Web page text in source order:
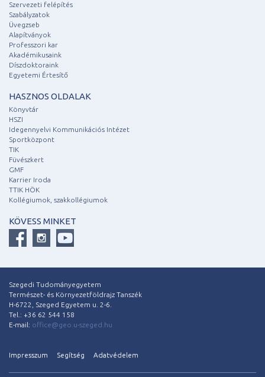
Szervezeti felépítés
Szabályzatok
Üvegzseb
Alapítványok
Professzori kar
Akadémikusaink
Díszdoktoraink
Egyetemi Értesítő
HASZNOS OLDALAK
Könyvtár
HSZI
Idegennyelvi Kommunikációs Intézet
Sportközpont
TIK
Füvészkert
GMF
Karrier Iroda
TTIK HÖK
Kollégiumok, szakkollégiumok
KÖVESS MINKET
Szegedi Tudományegyetem
Természet- és Környezetföldrajz Tanszék
H-6722, Szeged Egyetem u. 2-6.
Tel.: +36 62 544 158
E-mail: office@geo.u-szeged.hu
Impresszum Segítség Adatvédelem